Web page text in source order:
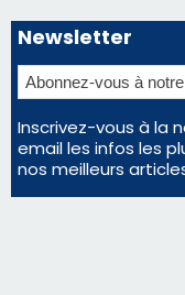
Régie publicitaire
Mentions légales
Nous contacter